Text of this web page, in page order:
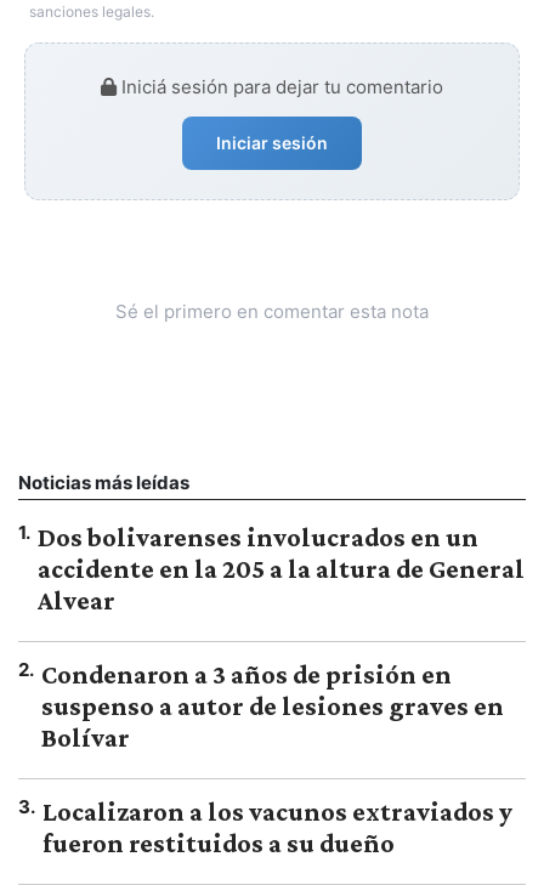
sanciones legales.
Iniciá sesión para dejar tu comentario
Iniciar sesión
Sé el primero en comentar esta nota
Noticias más leídas
1. Dos bolivarenses involucrados en un
accidente en la 205 a la altura de General
Alvear
2. Condenaron a 3 años de prisión en
suspenso a autor de lesiones graves en
Bolívar
3. Localizaron a los vacunos extraviados y
fueron restituidos a su dueño